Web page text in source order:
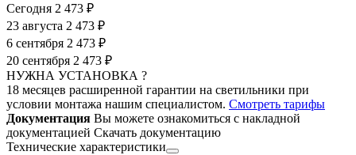
Сегодня 2 473 ₽
23 августа 2 473 ₽
6 сентября 2 473 ₽
20 сентября 2 473 ₽
НУЖНА УСТАНОВКА ?
18 месяцев расширенной гарантии на светильники при
условии монтажа нашим специалистом. Смотреть тарифы
Документация Вы можете ознакомиться с накладной
документацией Скачать документацию
Технические характеристики